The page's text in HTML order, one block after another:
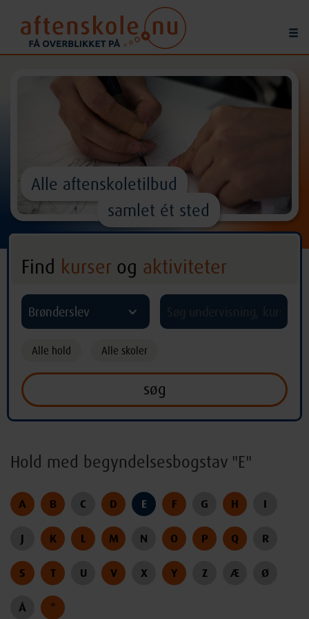
Alle aftenskoletilbud
samlet ét sted
Find kurser og aktiviteter
Brønderslev ^
Alle hold Alle skoler
Hold med begyndelsesbogstav "E"
A B C D E F G H I
J K L M N O P Q R
S T U V X Y Z Æ Ø
Å *